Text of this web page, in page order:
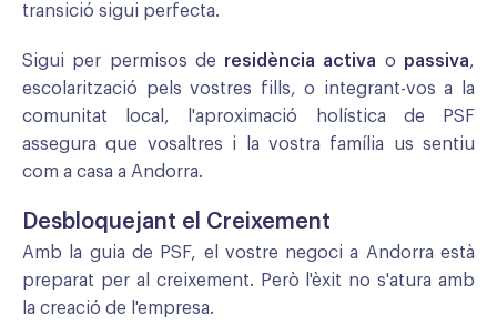
transició sigui perfecta.
Sigui per permisos de residència activa o passiva,
escolarització pels vostres fills, o integrant-vos a la
comunitat local, l'aproximació holística de PSF
assegura que vosaltres i la vostra família us sentiu
com a casa a Andorra.
Desbloquejant el Creixement
Amb la guia de PSF, el vostre negoci a Andorra està
preparat per al creixement. Però l'èxit no s'atura amb
la creació de l'empresa.